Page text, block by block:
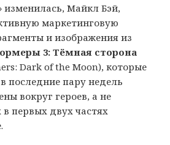
изменилась, Майкл Бэй,
маркетинговую
и изображения из
3: Тёмная сторона
Dark of the Moon), которые
последние пару недель
вокруг героев, а не
первых двух частях